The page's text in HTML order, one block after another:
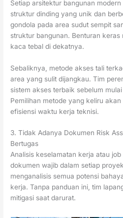
Setiap arsitektur bangunan
struktur dinding yang unik dan
gondola pada area sudut sempit
struktur bangunan. Benturan
kaca tebal di dekatnya.
Sebaliknya, metode akses tali
area yang sulit dijangkau. Tim
sistem akses terbaik sebelum
Pemilihan metode yang keliru
efisiensi waktu kerja teknisi.
3. Tidak Adanya Dokumen Risk
Bertugas
Analisis keselamatan kerja atau
dokumen wajib dalam setiap
menganalisis semua potensi
kerja. Tanpa panduan ini, tim
mitigasi saat darurat.